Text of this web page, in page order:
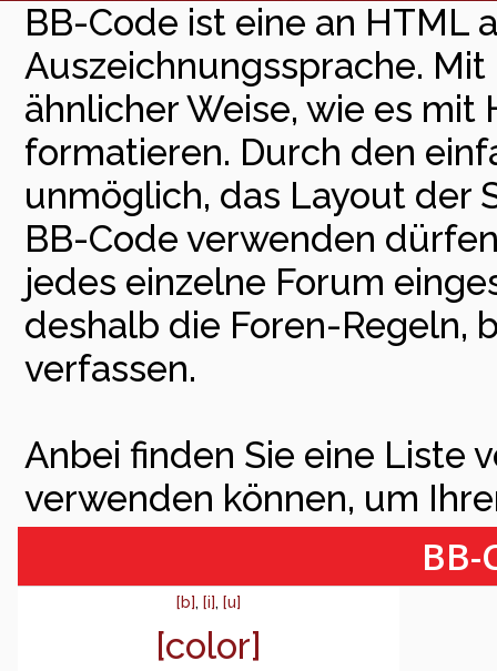
BB-Code ist eine an HTML
Auszeichnungssprache.
ähnlicher Weise, wie es mit
formatieren. Durch den
unmöglich, das Layout der
BB-Code verwenden
jedes einzelne Forum
deshalb die Foren-Regeln,
verfassen.
Anbei finden Sie eine Liste
verwenden können, um
[b], [i], [u]
[color]